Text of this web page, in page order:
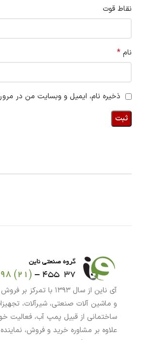
نقاط قوت
نام *
ذخیره نام، ایمیل و وبسایت من در
آی ناین از سال ۱۳۹۳ با
و ماشین آلات صنعتی، شیرآلات،
ساختمانی از قبیل پمپ آب، فعالیت
علاوه بر مشاوره خرید و فروش،